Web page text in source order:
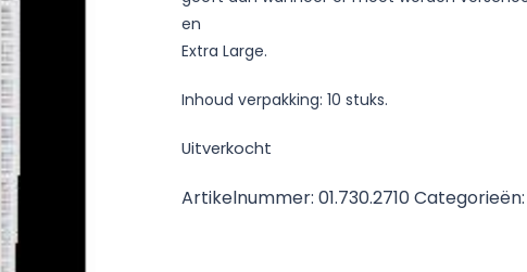
en
Extra Large.
Inhoud verpakking: 10 stuks.
Uitverkocht
Artikelnummer: 01.730.2710Categorieën: